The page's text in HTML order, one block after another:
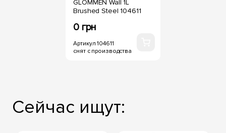
GLOMMEN Wall 1L
Brushed Steel 104611
0 грн
Артикул 104611
снят с производства
Сейчас ищут: